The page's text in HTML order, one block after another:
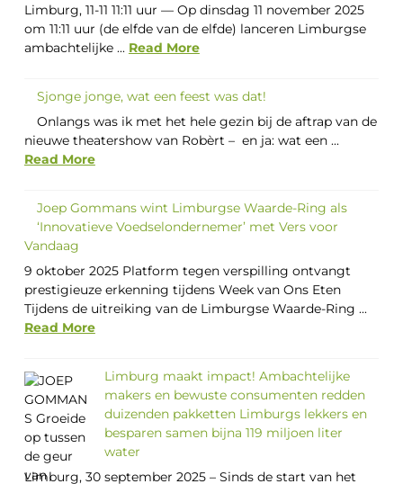
Limburg, 11-11 11:11 uur — Op dinsdag 11 november 2025
om 11:11 uur (de elfde van de elfde) lanceren Limburgse
ambachtelijke ... Read More
Sjonge jonge, wat een feest was dat!
Onlangs was ik met het hele gezin bij de aftrap van de
nieuwe theatershow van Robèrt – en ja: wat een ...
Read More
Joep Gommans wint Limburgse Waarde-Ring als
‘Innovatieve Voedselondernemer’ met Vers voor
Vandaag
9 oktober 2025 Platform tegen verspilling ontvangt
prestigieuze erkenning tijdens Week van Ons Eten
Tijdens de uitreiking van de Limburgse Waarde-Ring ...
Read More
Limburg maakt impact! Ambachtelijke
makers en bewuste consumenten redden
duizenden pakketten Limburgs lekkers en
besparen samen bijna 119 miljoen liter
water
Limburg, 30 september 2025 – Sinds de start van het